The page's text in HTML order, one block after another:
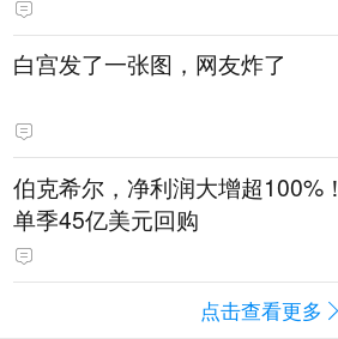
白宫发了一张图，网友炸了
伯克希尔，净利润大增超100%！
单季45亿美元回购
点击查看更多